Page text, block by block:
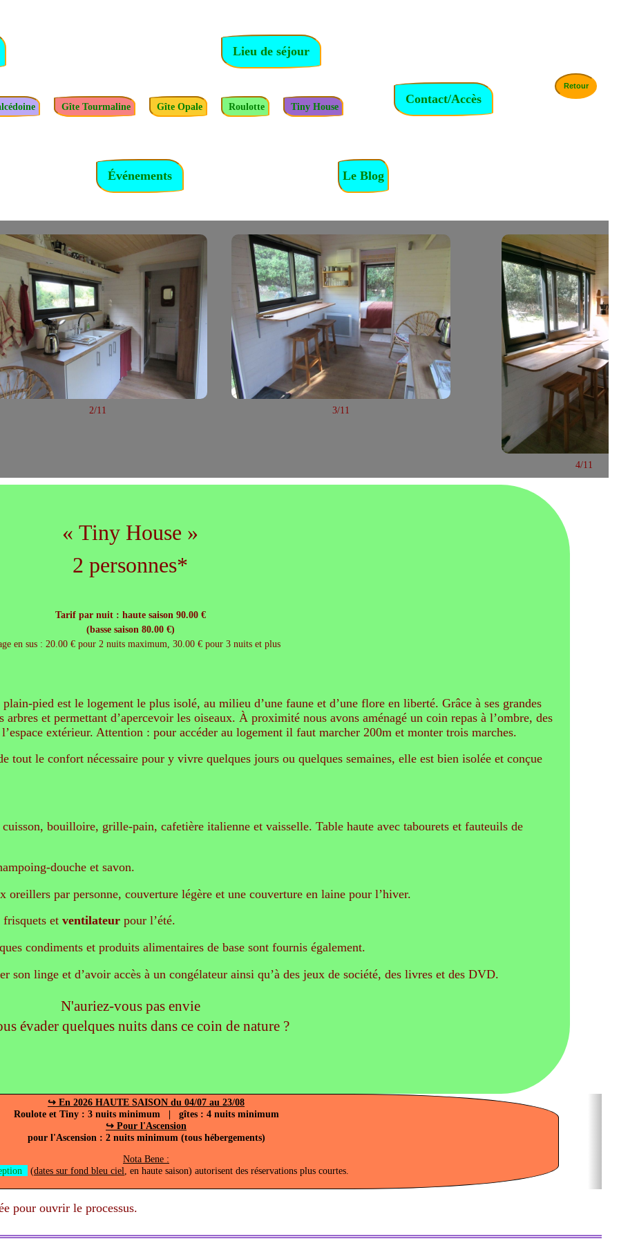
Gîte Tourmaline Gîte Opale Roulotte Tiny House
Retour
2/11 3/11
4/11
« Tiny House »
2 personnes*
Tarif par nuit : haute saison 90.00 €
(basse saison 80.00 €)
en sus : 20.00 € pour 2 nuits maximum, 30.00 € pour 3 nuits et plus
pied est le logement le plus isolé, au milieu d’une faune et d’une flore en liberté. Grâce à ses grandes
et permettant d’apercevoir les oiseaux. À proximité nous avons aménagé un coin repas à l’ombre, des
extérieur. Attention : pour accéder au logement il faut marcher 200m et monter trois marches.
tout le confort nécessaire pour y vivre quelques jours ou quelques semaines, elle est bien isolée et conçue
bouilloire, grille-pain, cafetière italienne et vaisselle. Table haute avec tabourets et fauteuils de
douche et savon.
oreillers par personne, couverture légère et une couverture en laine pour l’hiver.
frisquets etventilateur pour l’été.
condiments et produits alimentaires de base sont fournis également.
son linge et d’avoir accès à un congélateur ainsi qu’à des jeux de société, des livres et des DVD.
N'auriez-vous pas envie
évader quelques nuits dans ce coin de nature ?
↪ En 2026 HAUTE SAISON du 04/07 au 23/08
Roulote et Tiny : 3 nuits minimum | gîtes : 4 nuits minimum
↪ Pour l'Ascension
pour l'Ascension : 2 nuits minimum (tous hébergements)
Nota Bene :
(dates sur fond bleu ciel , en haute saison) autorisent des réservations plus courtes.
pour ouvrir le processus.